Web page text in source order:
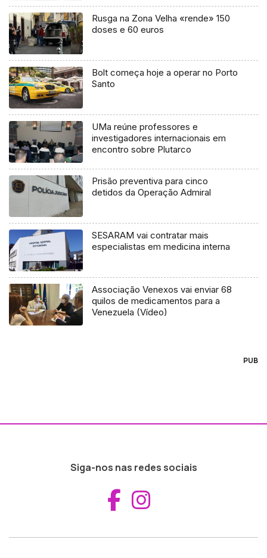
Rusga na Zona Velha «rende» 150
doses e 60 euros
Bolt começa hoje a operar no Porto
Santo
UMa reúne professores e
investigadores internacionais em
encontro sobre Plutarco
Prisão preventiva para cinco
detidos da Operação Admiral
SESARAM vai contratar mais
especialistas em medicina interna
Associação Venexos vai enviar 68
quilos de medicamentos para a
Venezuela (Vídeo)
PUB
Siga-nos nas redes sociais
Aceder ao